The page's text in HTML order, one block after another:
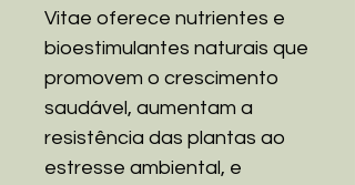
Vitae oferece nutrientes e
bioestimulantes naturais que
promovem o crescimento
saudável, aumentam a
resistência das plantas ao
estresse ambiental, e